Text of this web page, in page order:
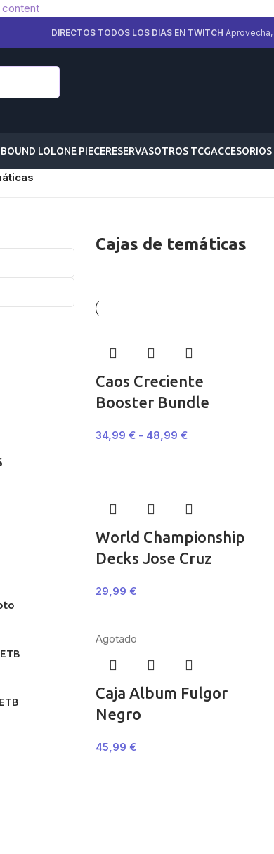
content
DIRECTOS TODOS LOS DIAS EN TWITCH Aprovecha,
LOLONE PIECERESERVASOTROS TCGACCESORIOS
Cajas de temáticas
Caos Creciente
Booster Bundle
34,99 € - 48,99 €
World Championship
Decks Jose Cruz
29,99 €
Agotado
Caja Album Fulgor
Negro
45,99 €